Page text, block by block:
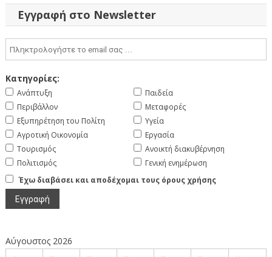
Εγγραφή στο Newsletter
Κατηγορίες:
Ανάπτυξη
Περιβάλλον
Εξυπηρέτηση του Πολίτη
Αγροτική Οικονομία
Τουρισμός
Πολιτισμός
Παιδεία
Μεταφορές
Υγεία
Εργασία
Ανοικτή διακυβέρνηση
Γενική ενημέρωση
Έχω διαβάσει και αποδέχομαι τους όρους χρήσης
Αύγουστος 2026